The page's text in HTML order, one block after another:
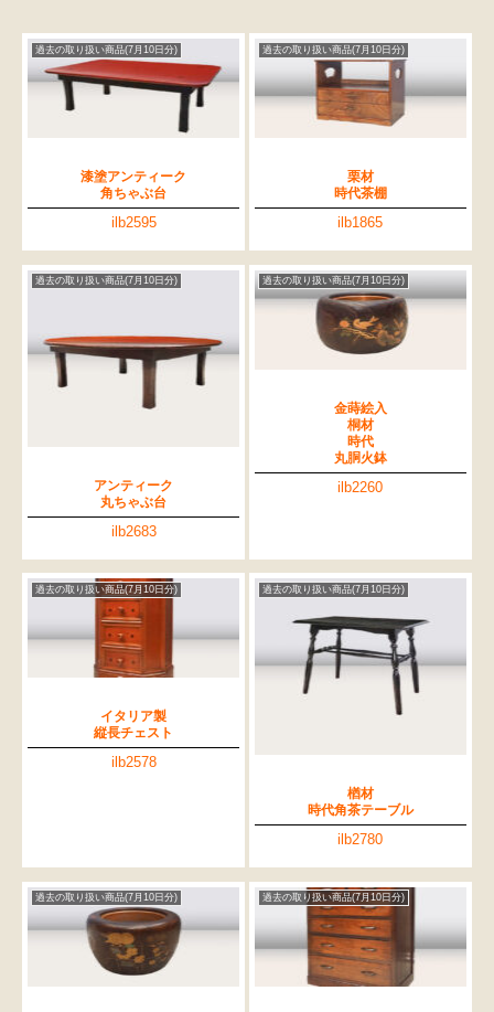
過去の取り扱い商品(7月10日分)
漆塗アンティーク
角ちゃぶ台
ilb2595
過去の取り扱い商品(7月10日分)
栗材
時代茶棚
ilb1865
過去の取り扱い商品(7月10日分)
アンティーク
丸ちゃぶ台
ilb2683
過去の取り扱い商品(7月10日分)
金蒔絵入
桐材
時代
丸胴火鉢
ilb2260
過去の取り扱い商品(7月10日分)
イタリア製
縦長チェスト
ilb2578
過去の取り扱い商品(7月10日分)
楢材
時代角茶テーブル
ilb2780
過去の取り扱い商品(7月10日分) 過去の取り扱い商品(7月10日分)